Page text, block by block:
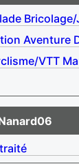
Aventure
VTT